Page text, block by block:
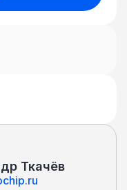
Ткачёв